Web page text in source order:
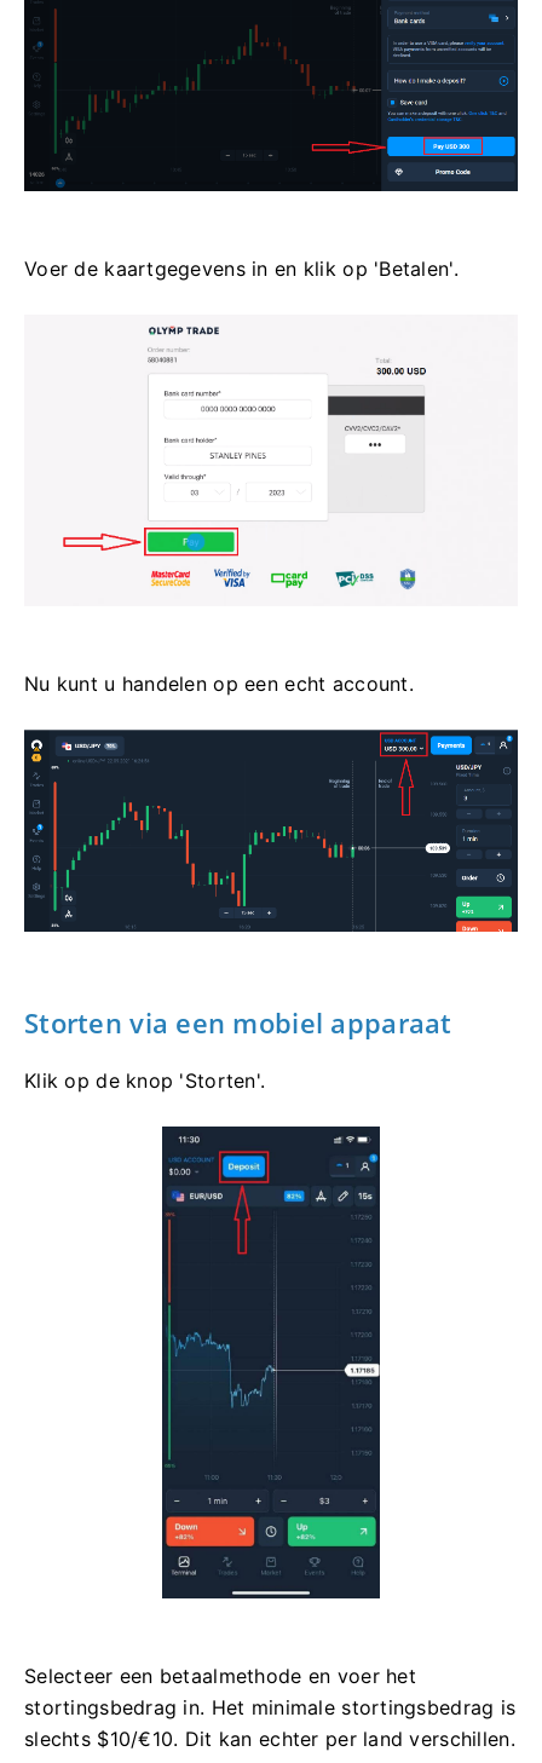
Voer de kaartgegevens in en klik op 'Betalen'.
Nu kunt u handelen op een echt account.
Storten via een mobiel apparaat
Klik op de knop 'Storten'.
Selecteer een betaalmethode en voer het
stortingsbedrag in. Het minimale stortingsbedrag is
slechts $10/€10. Dit kan echter per land verschillen.